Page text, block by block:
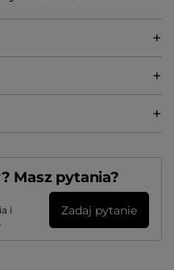
Masz pytania?
i
Zadaj pytanie